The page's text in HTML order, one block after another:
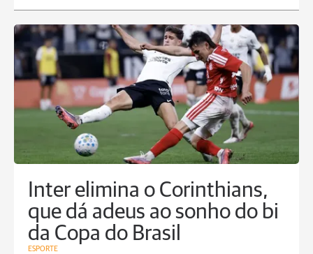
Inter elimina o Corinthians,
que dá adeus ao sonho do bi
da Copa do Brasil
ESPORTE